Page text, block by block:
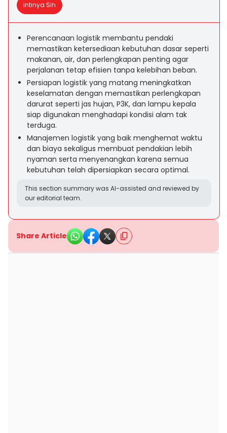
Intinya Sih
Perencanaan logistik membantu pendaki
memastikan ketersediaan kebutuhan dasar seperti
makanan, air, dan perlengkapan penting agar
perjalanan tetap efisien tanpa kelebihan beban.
Persiapan logistik yang matang meningkatkan
keselamatan dengan memastikan perlengkapan
darurat seperti jas hujan, P3K, dan lampu kepala
siap digunakan menghadapi kondisi alam tak
terduga.
Manajemen logistik yang baik menghemat waktu
dan biaya sekaligus membuat pendakian lebih
nyaman serta menyenangkan karena semua
kebutuhan telah dipersiapkan secara optimal.
This section summary was AI-assisted and reviewed by
our editorial team.
Share Article